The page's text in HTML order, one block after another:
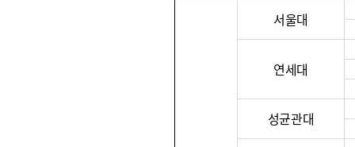
서울대
연세대
성균관대